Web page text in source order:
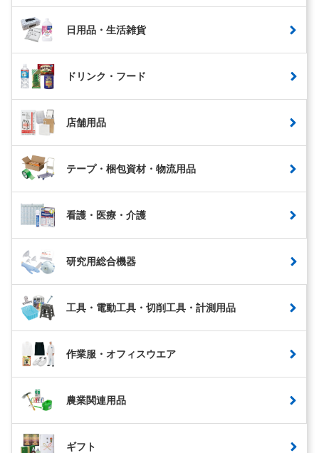
日用品・生活雑貨
ドリンク・フード
店舗用品
テープ・梱包資材・物流用品
看護・医療・介護
研究用総合機器
工具・電動工具・切削工具・計測用品
作業服・オフィスウエア
農業関連用品
ギフト